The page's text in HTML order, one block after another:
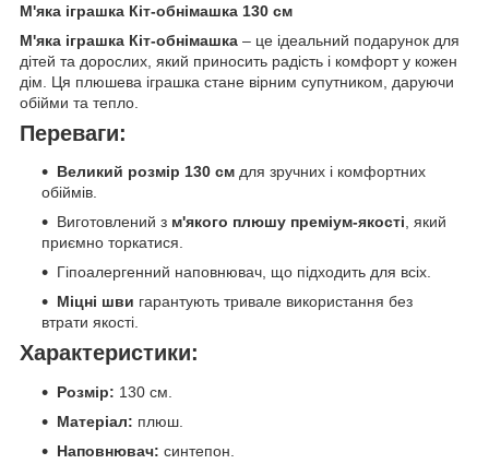
М'яка іграшка Кіт-обнімашка 130 см
М'яка іграшка Кіт-обнімашка – це ідеальний подарунок для
дітей та дорослих, який приносить радість і комфорт у кожен
дім. Ця плюшева іграшка стане вірним супутником, даруючи
обійми та тепло.
Переваги:
Великий розмір 130 см для зручних і комфортних
обіймів.
Виготовлений з м'якого плюшу преміум-якості, який
приємно торкатися.
Гіпоалергенний наповнювач, що підходить для всіх.
Міцні шви гарантують тривале використання без
втрати якості.
Характеристики:
Розмір: 130 см.
Матеріал: плюш.
Наповнювач: синтепон.